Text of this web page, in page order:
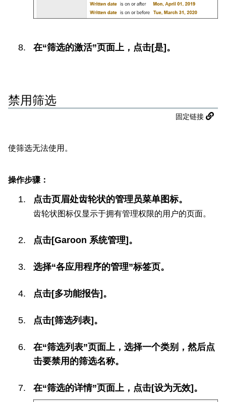
在“筛选的激活”页面上，点击[是]。
禁用筛选
固定链接
使筛选无法使用。
操作步骤：
点击页眉处齿轮状的管理员菜单图标。
齿轮状图标仅显示于拥有管理权限的用户的页面。
点击[Garoon 系统管理]。
选择“各应用程序的管理”标签页。
点击[多功能报告]。
点击[筛选列表]。
在“筛选列表”页面上，选择一个类别，然后点
击要禁用的筛选名称。
在“筛选的详情”页面上，点击[设为无效]。